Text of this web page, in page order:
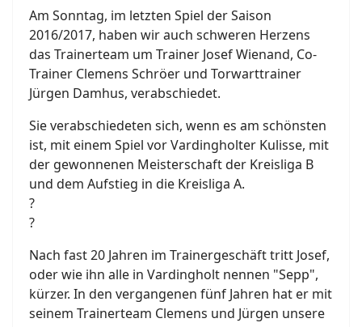
Am Sonntag, im letzten Spiel der Saison
2016/2017, haben wir auch schweren Herzens
das Trainerteam um Trainer Josef Wienand, Co-
Trainer Clemens Schröer und Torwarttrainer
Jürgen Damhus, verabschiedet.
Sie verabschiedeten sich, wenn es am schönsten
ist, mit einem Spiel vor Vardingholter Kulisse, mit
der gewonnenen Meisterschaft der Kreisliga B
und dem Aufstieg in die Kreisliga A.
?
?
Nach fast 20 Jahren im Trainergeschäft tritt Josef,
oder wie ihn alle in Vardingholt nennen "Sepp",
kürzer. In den vergangenen fünf Jahren hat er mit
seinem Trainerteam Clemens und Jürgen unsere